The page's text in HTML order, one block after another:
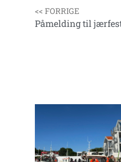
<< FORRIGE
Påmelding til